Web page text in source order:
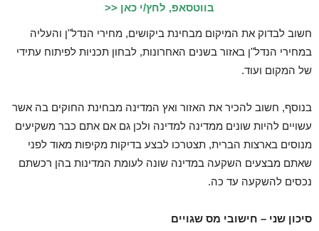
בווטסאפ, לחץ/י כאן <<
חשוב לבדוק את המיקום מבחינת ביקושים, מחירי הנדל"ן והעליה
במחירי הנדל"ן באזור בשנים האחרונות, לבחון תכניות לפיתוח עתידי
של המקום ועוד.
בנוסף, חשוב להכיר את האזור ואץ המדינה מבחינת החוקים בה אשר
עשויים להיות שונים ממדינה למדינה ולכן גם אם אתם כבר משקיעים
מנוסים בארצות הברית, תצטרכו לבצע בדיקות מקיפות מאוד לפני
שאתם מבצעים השקעה במדינה שונה לעומת המדינות בהן רכשתם
נכסים להשקעה עד כה.
סיכון שני – חישובי מס שגויים